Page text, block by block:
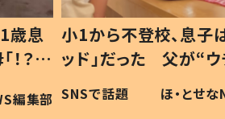
歳息
？」
編集部
小1から不登校、息子
ッド」だった 父が“
作り続ける理由とは
#令和の子
SNSで話題 ほ・とせ